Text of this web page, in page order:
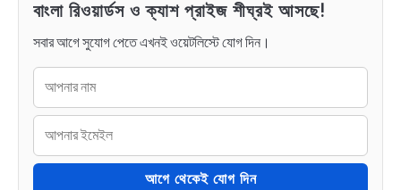
বাংলা রিওয়ার্ডস ও ক্যাশ প্রাইজ শীঘ্রই আসছে!
সবার আগে সুযোগ পেতে এখনই ওয়েটলিস্টে যোগ দিন।
আগে থেকেই যোগ দিন